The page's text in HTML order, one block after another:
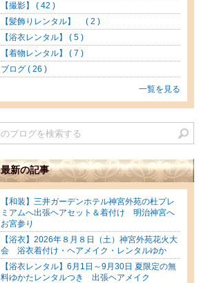
【撮影】 ( 42 )
【髪飾りレンタル】 ( 2 )
【浴衣レンタル】 ( 5 )
【着物レンタル】 ( 7 )
ブログ ( 26 )
一覧を見る
最新の記事
【和装】三井ガーデンホテル神宮外苑の杜プレ
ミアムへ出張ヘアセット＆着付け 明治神宮へ
お宮参り
【浴衣】2026年８月８日（土）神宮外苑花火大
会 浴衣着付け・ヘアメイク・レンタルゆか
【浴衣レンタル】6月1日～9月30日 夏限定の無
料ゆかたレンタルつき 出張ヘアメイク